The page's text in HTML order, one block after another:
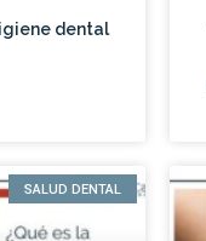
dental
SALUD DENTAL